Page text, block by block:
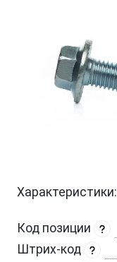
Характеристики:
Код позиции
Штрих-код